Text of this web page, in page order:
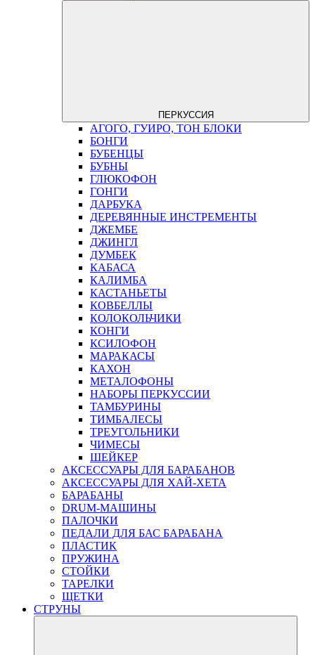
ПЕРКУССИЯ
АГОГО, ГУИРО, ТОН БЛОКИ
БОНГИ
БУБЕНЦЫ
БУБНЫ
ГЛЮКОФОН
ГОНГИ
ДАРБУКА
ДЕРЕВЯННЫЕ ИНСТРЕМЕНТЫ
ДЖЕМБЕ
ДЖИНГЛ
ДУМБЕК
КАБАСА
КАЛИМБА
КАСТАНЬЕТЫ
КОВБЕЛЛЫ
КОЛОКОЛЬЧИКИ
КОНГИ
КСИЛОФОН
МАРАКАСЫ
КАХОН
МЕТАЛОФОНЫ
НАБОРЫ ПЕРКУССИИ
ТАМБУРИНЫ
ТИМБАЛЕСЫ
ТРЕУГОЛЬНИКИ
ЧИМЕСЫ
ШЕЙКЕР
АКСЕССУАРЫ ДЛЯ БАРАБАНОВ
АКСЕССУАРЫ ДЛЯ ХАЙ-ХЕТА
БАРАБАНЫ
DRUM-МАШИНЫ
ПАЛОЧКИ
ПЕДАЛИ ДЛЯ БАС БАРАБАНА
ПЛАСТИК
ПРУЖИНА
СТОЙКИ
ТАРЕЛКИ
ЩЕТКИ
СТРУНЫ